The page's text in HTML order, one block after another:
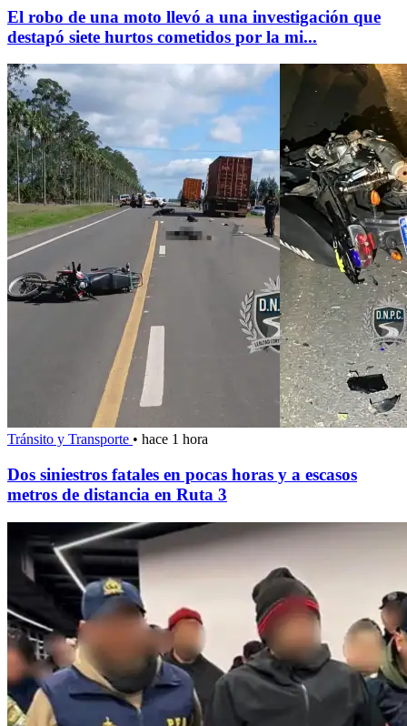
El robo de una moto llevó a una investigación que
destapó siete hurtos cometidos por la mi...
Tránsito y Transporte • hace 1 hora
Dos siniestros fatales en pocas horas y a escasos
metros de distancia en Ruta 3